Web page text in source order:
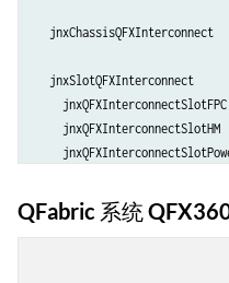
jnxChassisQFXInterconnect
jnxSlotQFXInterconnect
jnxQFXInterconnectSlotHM
QFabric 系统